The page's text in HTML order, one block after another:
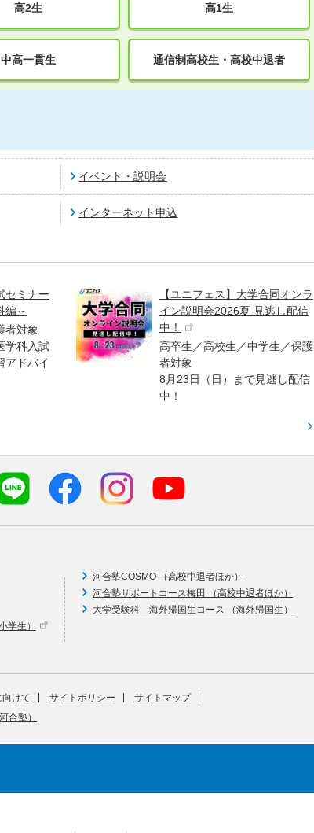
高2生 高1生
中高一貫生 通信制高校生・高校中退者
イベント・説明会
インターネット申込
セミナー
編～
者対象
学科入試
アドバイ
【ユニフェス】大学合同オンラ
イン説明会2026夏 見逃し配信
中！
高卒生／高校生／中学生／保護
者対象
8月23日（日）まで見逃し配信
中！
学生）
河合塾COSMO （高校中退者ほか）
河合塾サポートコース梅田 （高校中退者ほか）
大学受験科 海外帰国生コース （海外帰国生）
けて サイトポリシー
サイトマップ
合塾）